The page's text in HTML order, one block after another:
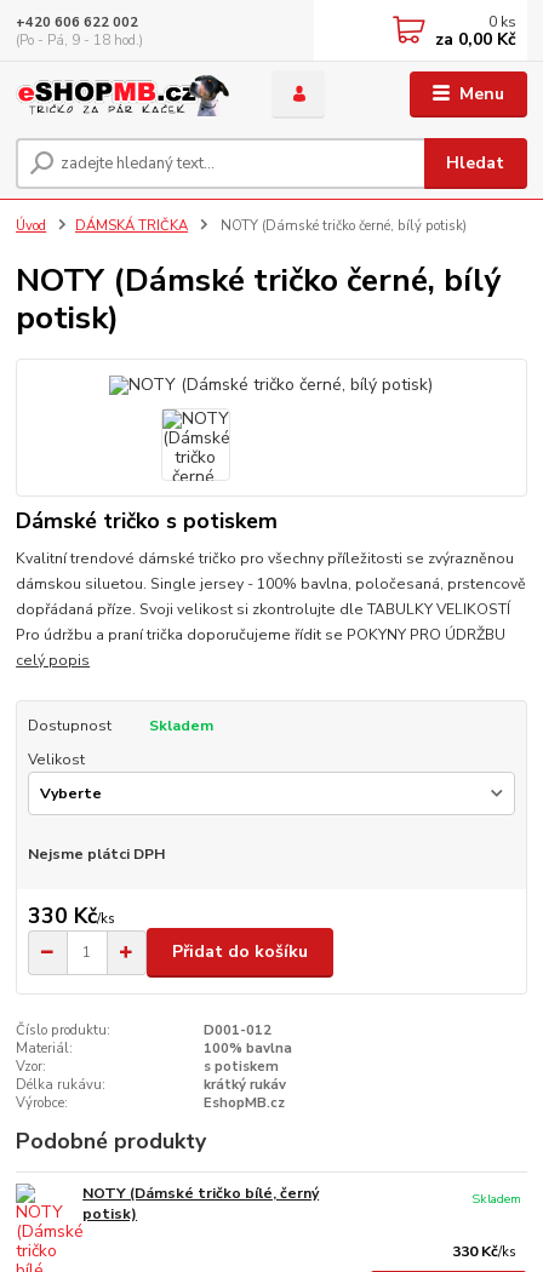
Menu
Hledat
+420 606 622 002
(Po - Pá, 9 - 18 hod.)
0 ks
za 0,00 Kč
Úvod DÁMSKÁ TRIČKA NOTY (Dámské tričko černé, bílý potisk)
NOTY (Dámské tričko černé, bílý
potisk)
Dámské tričko s potiskem
Kvalitní trendové dámské tričko pro všechny příležitosti se zvýrazněnou
dámskou siluetou. Single jersey - 100% bavlna, poločesaná, prstencově
dopřádaná příze. Svoji velikost si zkontrolujte dle TABULKY VELIKOSTÍ
Pro údržbu a praní trička doporučujeme řídit se POKYNY PRO ÚDRŽBU
celý popis
Dostupnost
Skladem
Velikost
Nejsme plátci DPH
330 Kč/ks
Přidat do košíku
Číslo produktu:
D001-012
Materiál:
100% bavlna
Vzor:
s potiskem
Délka rukávu:
krátký rukáv
Výrobce:
EshopMB.cz
Podobné produkty
NOTY (Dámské tričko bílé, černý
potisk)
330 Kč/ks
Skladem